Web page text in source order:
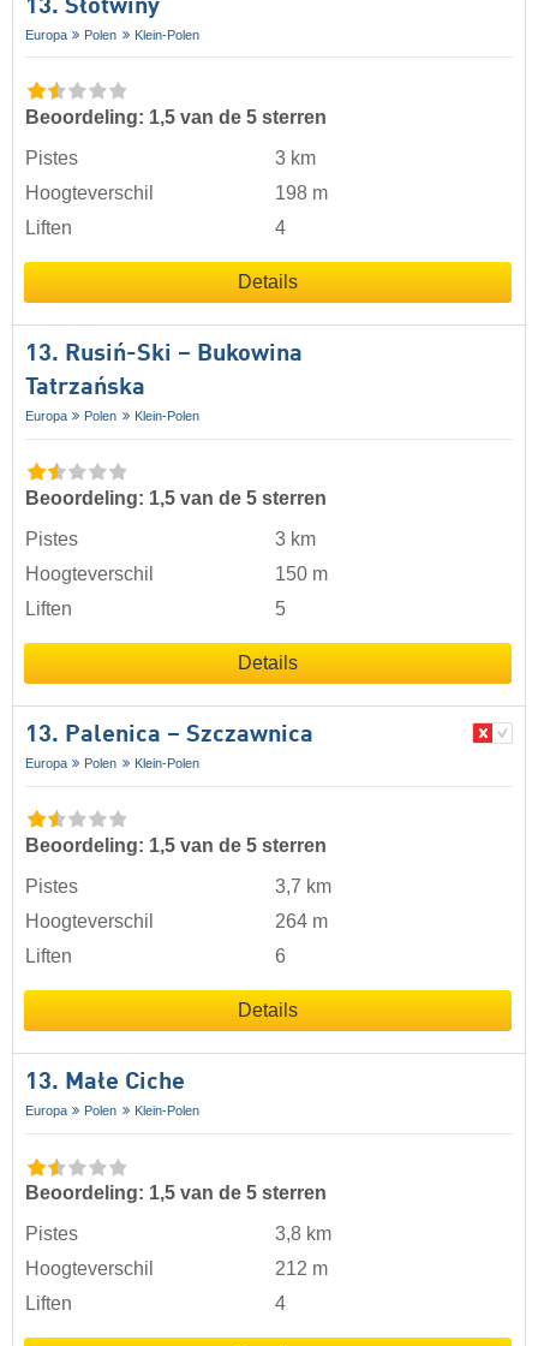
13. Słotwiny
Europa Polen Klein-Polen
Beoordeling: 1,5 van de 5 sterren
Pistes
3 km
Hoogteverschil
198 m
Liften
4
Details
13. Rusiń-Ski – Bukowina
Tatrzańska
Europa Polen Klein-Polen
Beoordeling: 1,5 van de 5 sterren
Pistes
3 km
Hoogteverschil
150 m
Liften
5
Details
13. Palenica – Szczawnica
Europa Polen Klein-Polen
Beoordeling: 1,5 van de 5 sterren
Pistes
3,7 km
Hoogteverschil
264 m
Liften
6
Details
13. Małe Ciche
Europa Polen Klein-Polen
Beoordeling: 1,5 van de 5 sterren
Pistes
3,8 km
Hoogteverschil
212 m
Liften
4